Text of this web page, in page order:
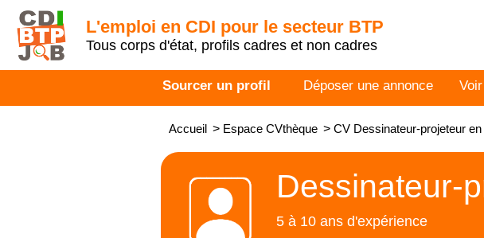
L'emploi en CDI pour le secteur BTP
Tous corps d'état, profils cadres et non cadres
Sourcer un profil Déposer une annonce
Accueil > Espace CVthèque > CV Dessinateur-projeteur
Dessinateur-
5 à 10 ans d'expérience